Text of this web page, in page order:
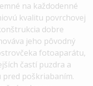
na každodenné
kvalitu povrchovej
dobre
jeho pôvodný
fotoaparátu,
častí puzdra a
poškriabaním.